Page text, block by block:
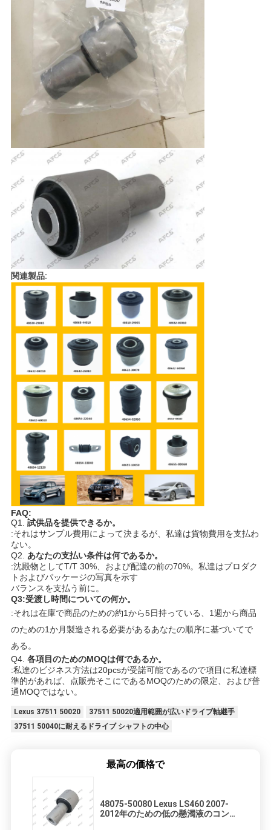
い
地
図
プ
イ
シ
ポ
シ
関連製品:
FAQ:
Q1. 試供品を提供できるか。
:それはサンプル費用によって決まるが、私達は貨物費用を支払わ
ない。
Q2. あなたの支払い条件は何であるか。
:沈殿物としてT/T 30%、および配達の前の70%。私達はプロダク
トおよびパッケージの写真を示す
バランスを支払う前に。
Q3:受渡し時間についての何か。
:それは在庫で商品のための約1から5日持っている、1週から商品
のための1か月製造される必要があるあなたの順序に基づいてで
ある。
Q4. 各項目のためのMOQは何であるか。
:私達のビジネス方法は20pcsが受諾可能であるので項目に私達標
準的があれば、点販売そこにであるMOQのための限定、および普
通MOQではない。
Lexus 37511 50020
37511 50020適用範囲が広いドライブ軸継手
37511 50040に耐えるドライブ シャフトの中心
最高の価格で
48075-50080 Lexus LS460 2007-
2012年のための低の懸濁液のコント